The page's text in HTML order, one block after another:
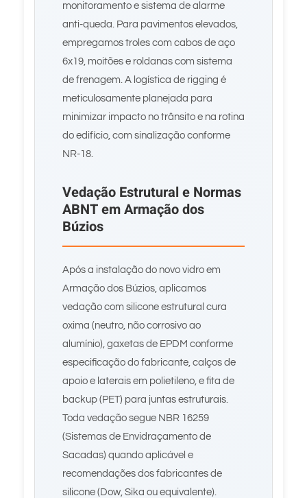
monitoramento e sistema de alarme
anti-queda. Para pavimentos elevados,
empregamos troles com cabos de aço
6x19, moitões e roldanas com sistema
de frenagem. A logística de rigging é
meticulosamente planejada para
minimizar impacto no trânsito e na rotina
do edifício, com sinalização conforme
NR-18.
Vedação Estrutural e Normas
ABNT em Armação dos
Búzios
Após a instalação do novo vidro em
Armação dos Búzios, aplicamos
vedação com silicone estrutural cura
oxima (neutro, não corrosivo ao
alumínio), gaxetas de EPDM conforme
especificação do fabricante, calços de
apoio e laterais em polietileno, e fita de
backup (PET) para juntas estruturais.
Toda vedação segue NBR 16259
(Sistemas de Envidraçamento de
Sacadas) quando aplicável e
recomendações dos fabricantes de
silicone (Dow, Sika ou equivalente).